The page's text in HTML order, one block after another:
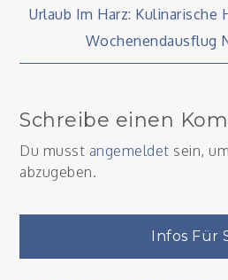
Urlaub Im Harz: Kulinarische
Wochenendausflug
Schreibe einen
Du musst angemeldet sein,
abzugeben.
Infos Für